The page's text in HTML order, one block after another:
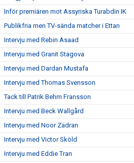
Inför premiären mot Assyriska Turabdin IK
Publikfria men TV-sända matcher i Ettan
Intervju med Rebin Asaad
Intervju med Granit Stagova
Intervju med Dardan Mustafa
Intervju med Thomas Svensson
Tack till Patrik Behm Fransson
Intervju med Beck Wallgård
Intervju med Noor Zadran
Intervju med Victor Sköld
Intervju med Eddie Tran